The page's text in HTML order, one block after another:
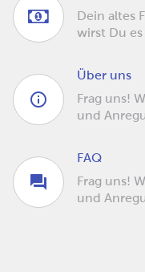
Dein altes
wirst Du es
Über uns
Frag uns!
und
FAQ
Frag uns!
und